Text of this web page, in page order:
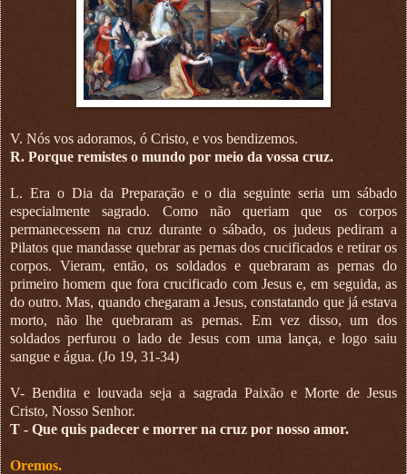
V. Nós vos adoramos, ó Cristo, e vos bendizemos.
R. Porque remistes o mundo por meio da vossa cruz.
L. Era o Dia da Preparação e o dia seguinte seria um sábado
especialmente sagrado. Como não queriam que os corpos
permanecessem na cruz durante o sábado, os judeus pediram a
Pilatos que mandasse quebrar as pernas dos crucificados e retirar os
corpos. Vieram, então, os soldados e quebraram as pernas do
primeiro homem que fora crucificado com Jesus e, em seguida, as
do outro. Mas, quando chegaram a Jesus, constatando que já estava
morto, não lhe quebraram as pernas. Em vez disso, um dos
soldados perfurou o lado de Jesus com uma lança, e logo saiu
sangue e água. (Jo 19, 31-34)
V- Bendita e louvada seja a sagrada Paixão e Morte de Jesus
Cristo, Nosso Senhor.
T - Que quis padecer e morrer na cruz por nosso amor.
Oremos.